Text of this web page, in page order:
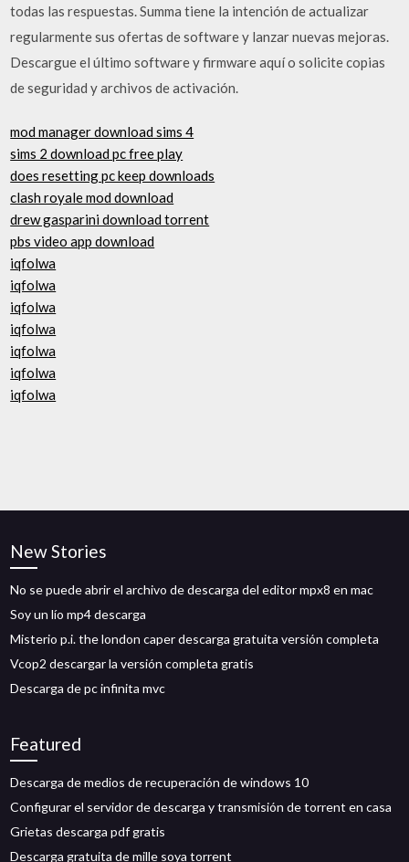
todas las respuestas. Summa tiene la intención de actualizar
regularmente sus ofertas de software y lanzar nuevas mejoras.
Descargue el último software y firmware aquí o solicite copias
de seguridad y archivos de activación.
mod manager download sims 4
sims 2 download pc free play
does resetting pc keep downloads
clash royale mod download
drew gasparini download torrent
pbs video app download
iqfolwa
iqfolwa
iqfolwa
iqfolwa
iqfolwa
iqfolwa
iqfolwa
New Stories
No se puede abrir el archivo de descarga del editor mpx8 en mac
Soy un lío mp4 descarga
Misterio p.i. the london caper descarga gratuita versión completa
Vcop2 descargar la versión completa gratis
Descarga de pc infinita mvc
Featured
Descarga de medios de recuperación de windows 10
Configurar el servidor de descarga y transmisión de torrent en casa
Grietas descarga pdf gratis
Descarga gratuita de mille soya torrent